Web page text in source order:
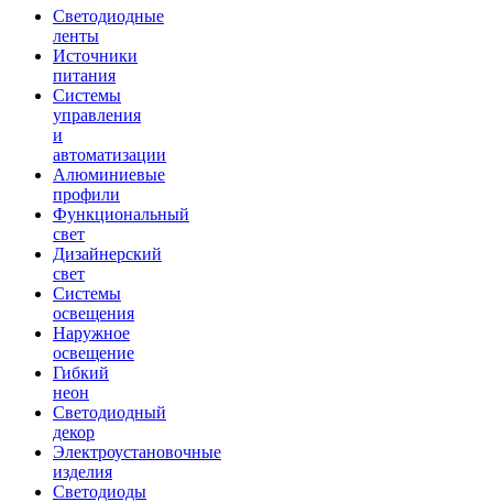
Светодиодные
ленты
Источники
питания
Системы
управления
и
автоматизации
Алюминиевые
профили
Функциональный
свет
Дизайнерский
свет
Системы
освещения
Наружное
освещение
Гибкий
неон
Светодиодный
декор
Электроустановочные
изделия
Светодиоды